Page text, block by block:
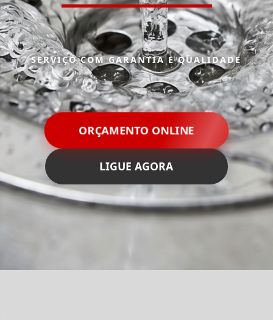
SERVIÇO COM GARANTIA E QUALIDADE
ORÇAMENTO ONLINE
LIGUE AGORA